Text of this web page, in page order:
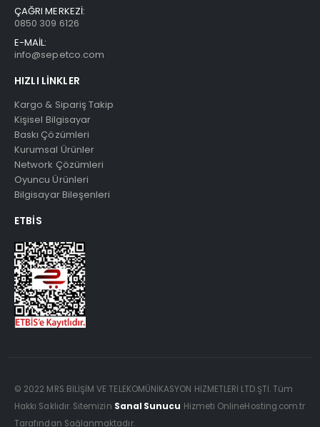
ÇAĞRI MERKEZİ:
0850 309 6126
E-MAİL:
info@sepetco.com
HIZLI LINKLER
Kargo & Sipariş Takip
Kişisel Bilgisayar
Baskı Çözümleri
Kurumsal Ürünler
Network Çözümleri
Oyuncu Ürünleri
Bilgisayar Bileşenleri
ETBIS
© 2022 MRS BİLİŞİM VE TELEKOMÜNİKASYON HİZMETLERİ LTD.ŞTİ. Tüm
Hakkı Saklıdır. Sitemizin Sanal Sunucu Hizmeti OnlineHosting.com.tr
Tarafından Sağlanmaktadır.